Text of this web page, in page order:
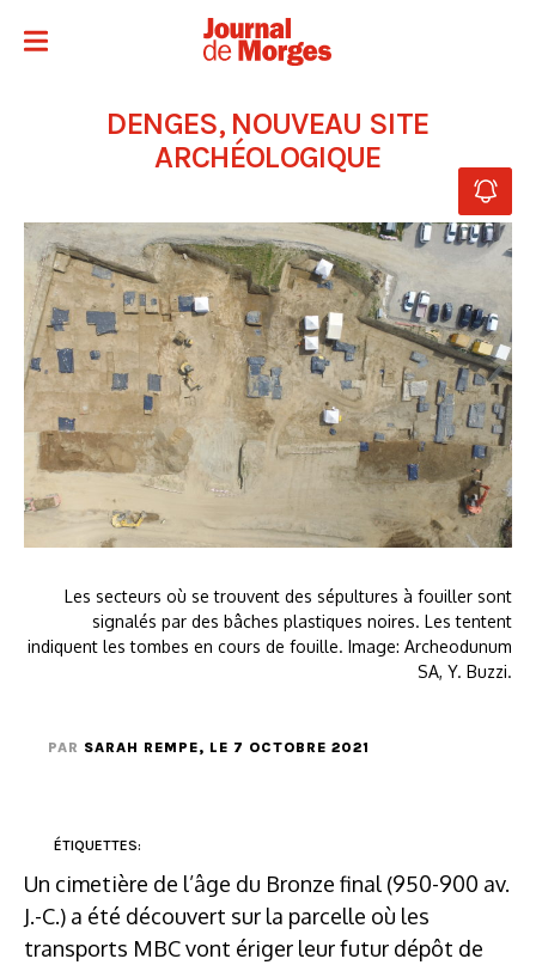
DENGES, NOUVEAU SITE
ARCHÉOLOGIQUE
Les secteurs où se trouvent des sépultures à fouiller sont
signalés par des bâches plastiques noires. Les tentent
indiquent les tombes en cours de fouille. Image: Archeodunum
SA, Y. Buzzi.
PAR SARAH REMPE, LE 7 OCTOBRE 2021
ÉTIQUETTES:
Un cimetière de l’âge du Bronze final (950-900 av.
J.-C.) a été découvert sur la parcelle où les
transports MBC vont ériger leur futur dépôt de